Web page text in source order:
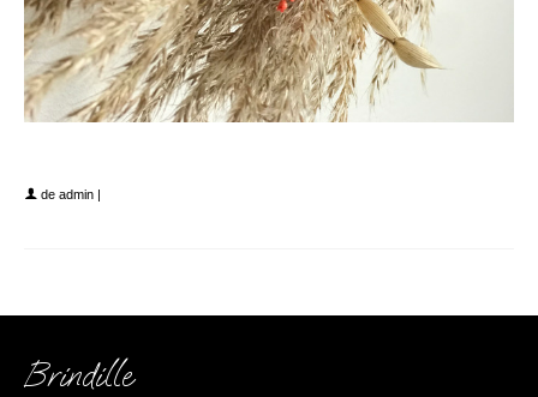
de admin |
Brindille